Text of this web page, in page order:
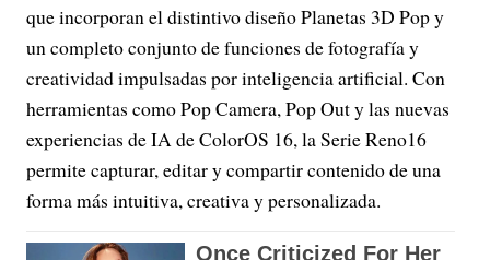
que incorporan el distintivo diseño Planetas 3D Pop y
un completo conjunto de funciones de fotografía y
creatividad impulsadas por inteligencia artificial. Con
herramientas como Pop Camera, Pop Out y las nuevas
experiencias de IA de ColorOS 16, la Serie Reno16
permite capturar, editar y compartir contenido de una
forma más intuitiva, creativa y personalizada.